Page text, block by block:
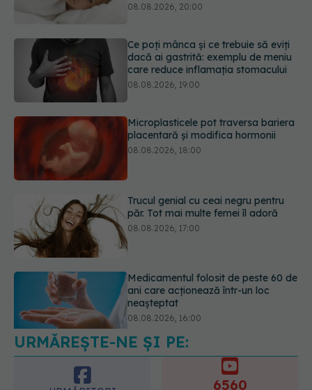
08.08.2026, 19:00
Microplasticele pot traversa bariera
placentară și modifica hormonii
08.08.2026, 18:00
Trucul genial cu ceai negru pentru
păr. Tot mai multe femei îl adoră
08.08.2026, 17:00
Medicamentul folosit de peste 60 de
ani care acționează într-un loc
neașteptat
Transpirații nocturne: semnul ignorat
care poate ascunde probleme
serioase de sănătate
08.08.2026, 20:00
URMĂREȘTE-NE ȘI PE:
6560